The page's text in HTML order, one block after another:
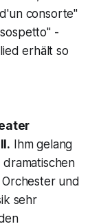
consorte"
-
erhält so
Ihm gelang
und
sehr